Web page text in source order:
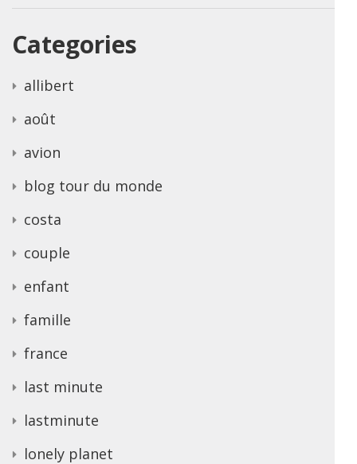
Categories
allibert
août
avion
blog tour du monde
costa
couple
enfant
famille
france
last minute
lastminute
lonely planet